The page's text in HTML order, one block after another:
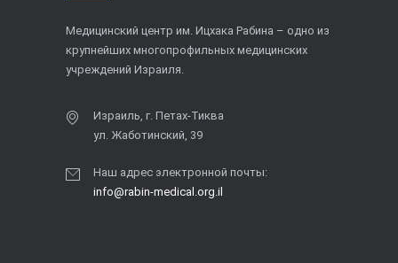
Медицинский центр им. Ицхака Рабина – одно из
крупнейших многопрофильных медицинских
учреждений Израиля.
Израиль, г. Петах-Тиква
ул. Жаботинский, 39
Наш адрес электронной почты:
info@rabin-medical.org.il